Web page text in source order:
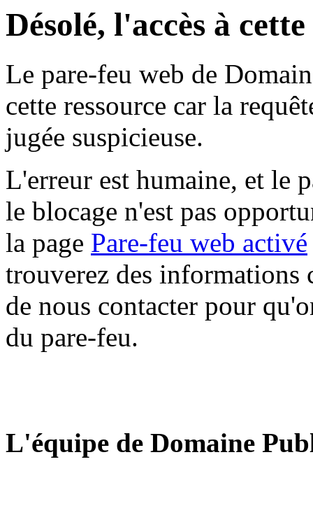
Désolé, l'accès à
Le pare-feu web de
cette ressource car la
jugée suspicieuse.
L'erreur est humaine, et le
le blocage n'est pas
la page Pare-feu web activé
trouverez des informations
de nous contacter pour
du pare-feu.
L'équipe de Domaine